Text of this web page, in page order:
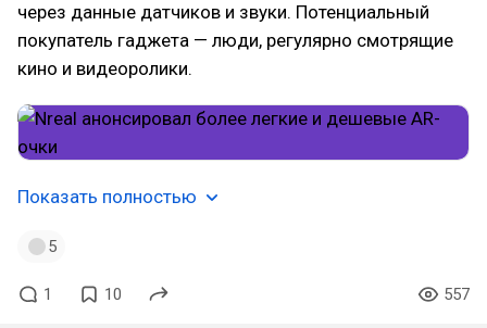
через данные датчиков и звуки. Потенциальный
покупатель гаджета — люди, регулярно смотрящие
кино и видеоролики.
Показать полностью
5
1 10 557